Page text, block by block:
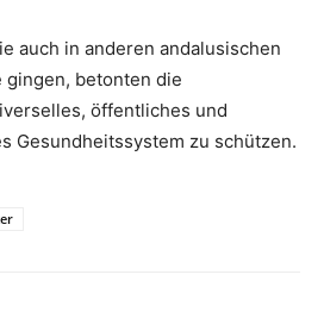
auch in anderen andalusischen
gingen, betonten die
öffentliches und
Gesundheitssystem zu schützen.